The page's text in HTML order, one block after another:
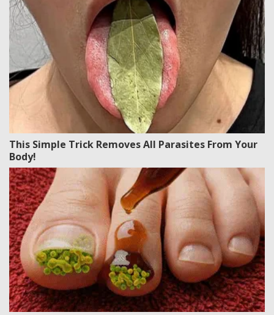
This Simple Trick Removes All Parasites From Your
Body!